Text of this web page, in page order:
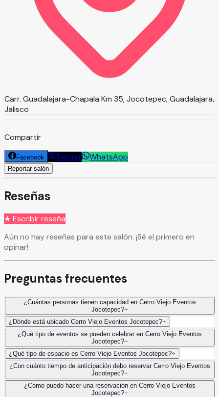
Carr. Guadalajara-Chapala Km 35, Jocotepec, Guadalajara,
Jalisco
Compartir
Facebook Twitter WhatsApp
Reportar salón
Reseñas
★ Escribir reseña
Aún no hay reseñas para este salón. ¡Sé el primero en
opinar!
Preguntas frecuentes
¿Cuántas personas tienen capacidad en Cerro Viejo Eventos
Jocotepec?+
¿Dónde está ubicado Cerro Viejo Eventos Jocotepec?+
¿Qué tipo de eventos se pueden celebrar en Cerro Viejo Eventos
Jocotepec?+
¿Qué tipo de espacio es Cerro Viejo Eventos Jocotepec?+
¿Con cuánto tiempo de anticipación debo reservar Cerro Viejo Eventos
Jocotepec?+
¿Cómo puedo hacer una reservación en Cerro Viejo Eventos
Jocotepec?+